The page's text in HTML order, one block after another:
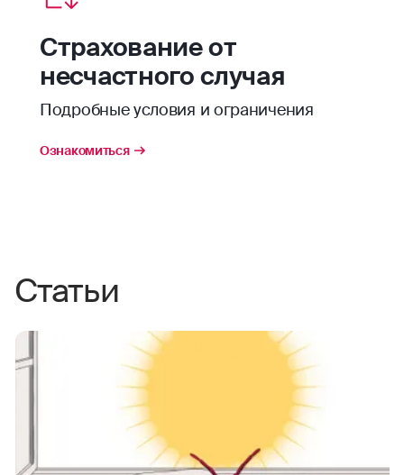
Страхование от
несчастного случая
Подробные условия и ограничения
Статьи